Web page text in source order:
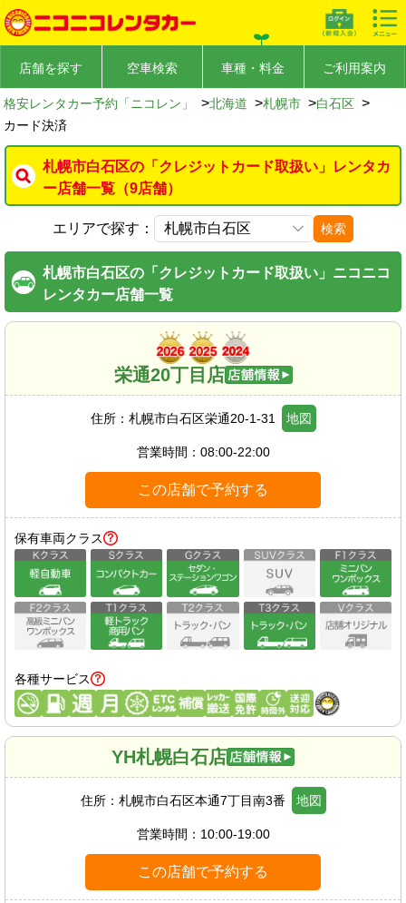
店舗を探す 空車検索 車種・料金 ご利用案内
格安レンタカー予約「ニコレン」 >北海道 >札幌市 >白石区 >
カード決済
札幌市白石区の「クレジットカード取扱い」レンタカ
ー店舗一覧（9店舗）
エリアで探す： 検索
札幌市白石区の「クレジットカード取扱い」ニコニコ
レンタカー店舗一覧
栄通20丁目店
住所： 札幌市白石区栄通20-1-31 地図
営業時間： 08:00-22:00
この店舗で予約する
保有車両クラス
各種サービス
YH札幌白石店
住所： 札幌市白石区本通7丁目南3番 地図
営業時間： 10:00-19:00
この店舗で予約する